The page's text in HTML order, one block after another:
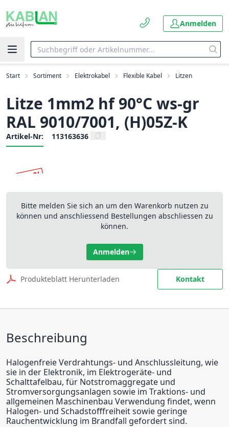
Anmelden
Start Sortiment Elektrokabel Flexible Kabel Litzen
Litze 1mm2 hf 90°C ws-gr
RAL 9010/7001, (H)05Z-K
Artikel-Nr: 113163636
Bitte melden Sie sich an um den Warenkorb nutzen zu
können und anschliessend Bestellungen abschliessen zu
können.
Anmelden
Produkteblatt Herunterladen Kontakt
Beschreibung
Halogenfreie Verdrahtungs- und Anschlussleitung, wie
sie in der Elektronik, im Elektrogeräte- und
Schalttafelbau, für Notstromaggregate und
Stromversorgungsanlagen sowie im Traktions- und
allgemeinen Maschinenbau Verwendung findet, wenn
Halogen- und Schadstofffreiheit sowie geringe
Rauchentwicklung im Brandfall gefordert sind.